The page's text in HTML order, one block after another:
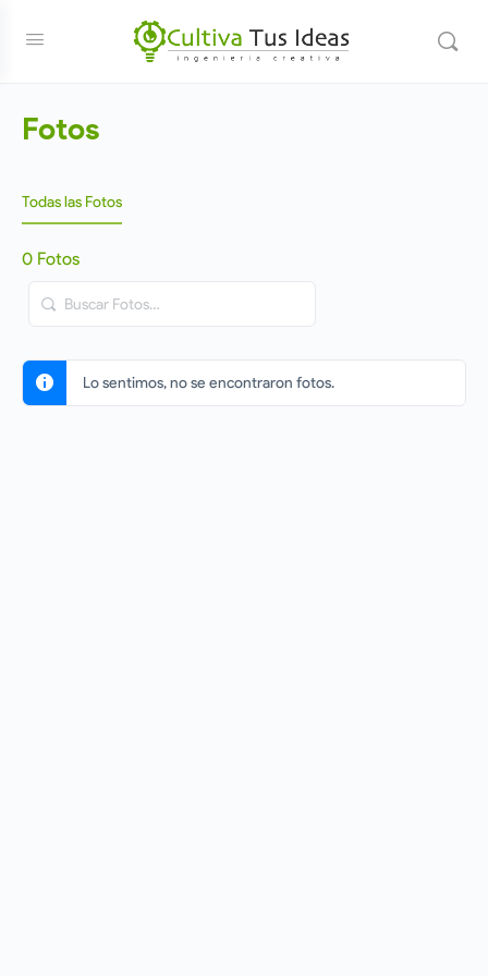
Fotos
Todas las Fotos
0 Fotos
Buscar
Fotos…
Lo sentimos, no se encontraron fotos.